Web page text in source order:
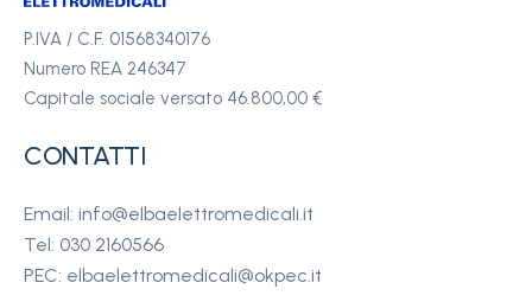
P.IVA / C.F. 01568340176
Numero REA 246347
Capitale sociale versato 46.800,00 €
CONTATTI
Email: info@elbaelettromedicali.it
Tel: 030 2160566
PEC: elbaelettromedicali@okpec.it